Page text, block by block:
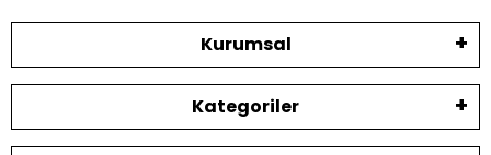
Kurumsal
Kategoriler